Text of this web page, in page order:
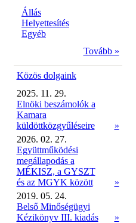
Állás
Helyettesítés
Egyéb
Tovább »
Közös dolgaink
2025. 11. 29.
Elnöki beszámolók a
Kamara
küldöttközgyűléseire
»
2026. 02. 27.
Együttműködési
megállapodás a
MÉKISZ, a GYSZT
és az MGYK között
»
2019. 05. 24.
Belső Minőségügyi
Kézikönyv III. kiadás
»